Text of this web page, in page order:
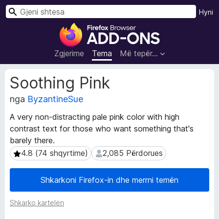
S
h
t
e
a
f
l
e
t
u
e
s
Zgjerime Tema Më tepër…
Hyni
K
Soothing Pink
nga ByzantineSue
A very non-distracting pale pink color with high
contrast text for those who want something that's
barely there.
4.8 (74 shqyrtime)
4.8 (74 shqyrtime) 2,085 Përdorues
2,085 Përdorues
Shkarkoni Firefox-in dhe merrni temën
Shkarko kartelën
T
e
j
ë
d
h
ë
n
a
g
j